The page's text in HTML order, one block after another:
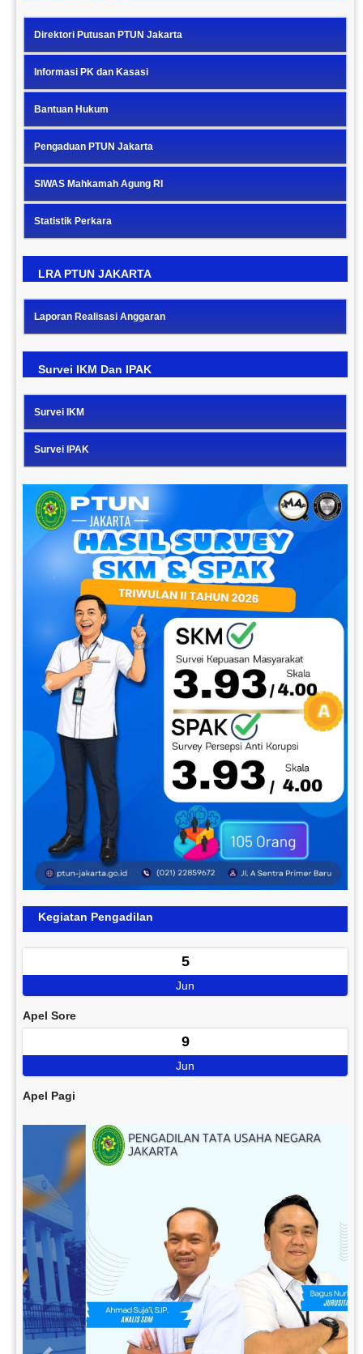
Direktori Putusan PTUN Jakarta
Informasi PK dan Kasasi
Bantuan Hukum
Pengaduan PTUN Jakarta
SIWAS Mahkamah Agung RI
Statistik Perkara
LRA PTUN JAKARTA
Laporan Realisasi Anggaran
Survei IKM Dan IPAK
Survei IKM
Survei IPAK
Previous Next
Kegiatan Pengadilan
5
Jun
Apel Sore
9
Jun
Apel Pagi